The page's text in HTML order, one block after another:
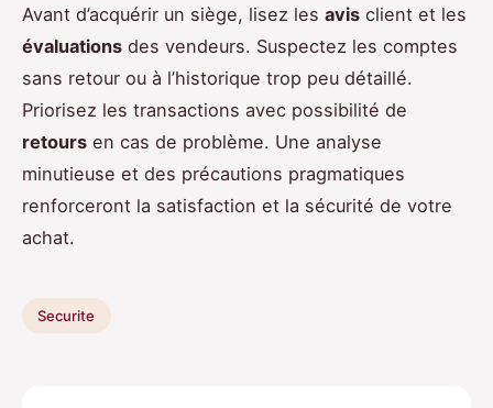
Avant d’acquérir un siège, lisez les avis client et les
évaluations des vendeurs. Suspectez les comptes
sans retour ou à l’historique trop peu détaillé.
Priorisez les transactions avec possibilité de
retours en cas de problème. Une analyse
minutieuse et des précautions pragmatiques
renforceront la satisfaction et la sécurité de votre
achat.
Securite